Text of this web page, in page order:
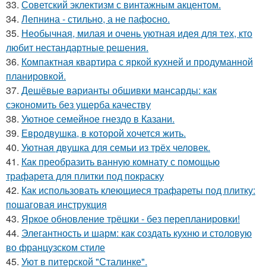
33. Советский эклектизм с винтажным акцентом.
34. Лепнина - стильно, а не пафосно.
35. Необычная, милая и очень уютная идея для тех, кто
любит нестандартные решения.
36. Компактная квартира с яркой кухней и продуманной
планировкой.
37. Дешёвые варианты обшивки мансарды: как
сэкономить без ущерба качеству
38. Уютное семейное гнездо в Казани.
39. Евродвушка, в которой хочется жить.
40. Уютная двушка для семьи из трёх человек.
41. Как преобразить ванную комнату с помощью
трафарета для плитки под покраску
42. Как использовать клеющиеся трафареты под плитку:
пошаговая инструкция
43. Яркое обновление трёшки - без перепланировки!
44. Элегантность и шарм: как создать кухню и столовую
во французском стиле
45. Уют в питерской "Сталинке".